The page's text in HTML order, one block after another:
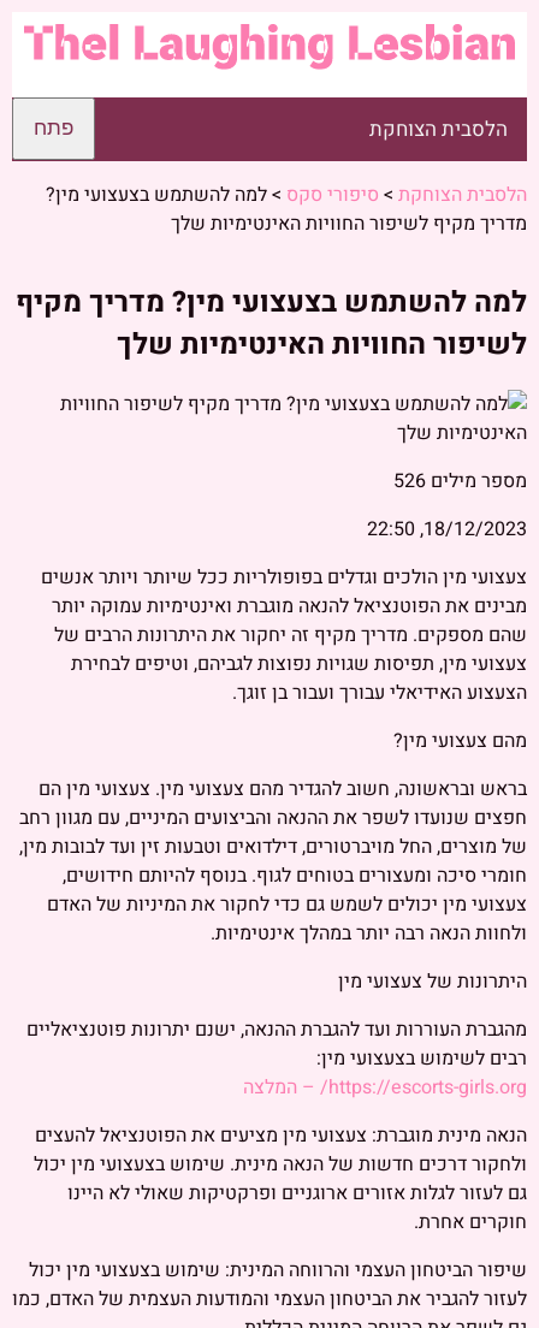
הלסבית הצוחקת פתח
הלסבית הצוחקת > סיפורי סקס >למה להשתמש בצעצועי מין?
מדריך מקיף לשיפור החוויות האינטימיות שלך
למה להשתמש בצעצועי מין? מדריך מקיף
לשיפור החוויות האינטימיות שלך
מספר מילים 526
18/12/2023, 22:50
צעצועי מין הולכים וגדלים בפופולריות ככל שיותר ויותר אנשים
מבינים את הפוטנציאל להנאה מוגברת ואינטימיות עמוקה יותר
שהם מספקים. מדריך מקיף זה יחקור את היתרונות הרבים של
צעצועי מין, תפיסות שגויות נפוצות לגביהם, וטיפים לבחירת
הצעצוע האידיאלי עבורך ועבור בן זוגך.
מהם צעצועי מין?
בראש ובראשונה, חשוב להגדיר מהם צעצועי מין. צעצועי מין הם
חפצים שנועדו לשפר את ההנאה והביצועים המיניים, עם מגוון רחב
של מוצרים, החל מויברטורים, דילדואים וטבעות זין ועד לבובות מין,
חומרי סיכה ומעצורים בטוחים לגוף. בנוסף להיותם חידושים,
צעצועי מין יכולים לשמש גם כדי לחקור את המיניות של האדם
ולחוות הנאה רבה יותר במהלך אינטימיות.
היתרונות של צעצועי מין
מהגברת העוררות ועד להגברת ההנאה, ישנם יתרונות פוטנציאליים
רבים לשימוש בצעצועי מין:
https://escorts-girls.org/ – המלצה
הנאה מינית מוגברת: צעצועי מין מציעים את הפוטנציאל להעצים
ולחקור דרכים חדשות של הנאה מינית. שימוש בצעצועי מין יכול
גם לעזור לגלות אזורים ארוגניים ופרקטיקות שאולי לא היינו
חוקרים אחרת.
שיפור הביטחון העצמי והרווחה המינית: שימוש בצעצועי מין יכול
לעזור להגביר את הביטחון העצמי והמודעות העצמית של האדם, כמו